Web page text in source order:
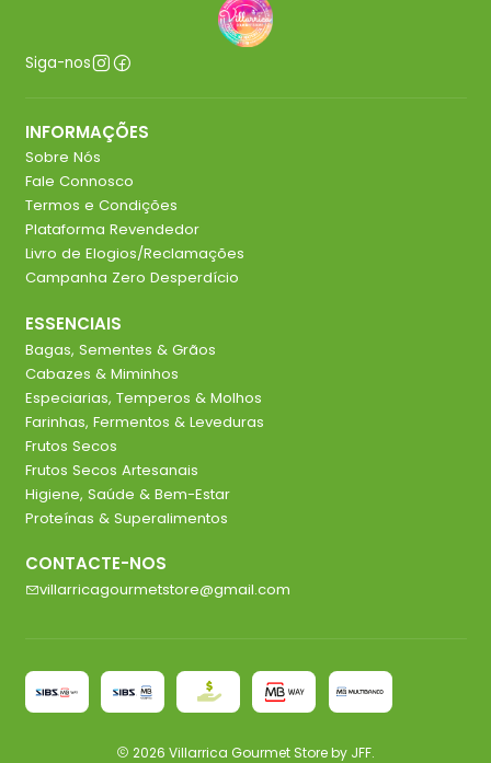
Siga-nos
INFORMAÇÕES
Sobre Nós
Fale Connosco
Termos e Condições
Plataforma Revendedor
Livro de Elogios/Reclamações
Campanha Zero Desperdício
ESSENCIAIS
Bagas, Sementes & Grãos
Cabazes & Miminhos
Especiarias, Temperos & Molhos
Farinhas, Fermentos & Leveduras
Frutos Secos
Frutos Secos Artesanais
Higiene, Saúde & Bem-Estar
Proteínas & Superalimentos
CONTACTE-NOS
villarricagourmetstore@gmail.com
2026 Villarrica Gourmet Store by JFF.